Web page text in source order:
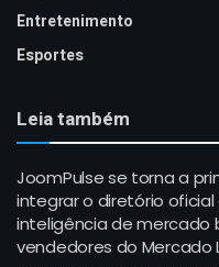
Entretenimento
Esportes
Leia também
JoomPulse se torna a
integrar o diretório
inteligência de mercado
vendedores do Mercado